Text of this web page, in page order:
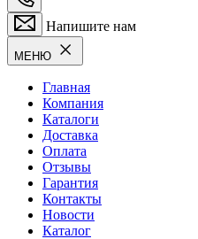
Напишите нам
МЕНЮ
Главная
Компания
Каталоги
Доставка
Оплата
Отзывы
Гарантия
Контакты
Новости
Каталог